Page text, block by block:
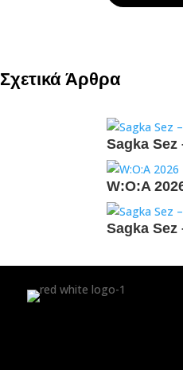
Σχετικά Άρθρα
Sagka Sez
W:O:A
Sagka Sez